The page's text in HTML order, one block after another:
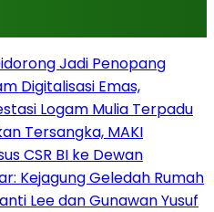
Jadi Penopang
Digitalisasi Emas,
Logam Mulia Terpadu
Tersangka, MAKI
CSR BI ke Dewan
Kejagung Geledah Rumah
Lee dan Gunawan Yusuf